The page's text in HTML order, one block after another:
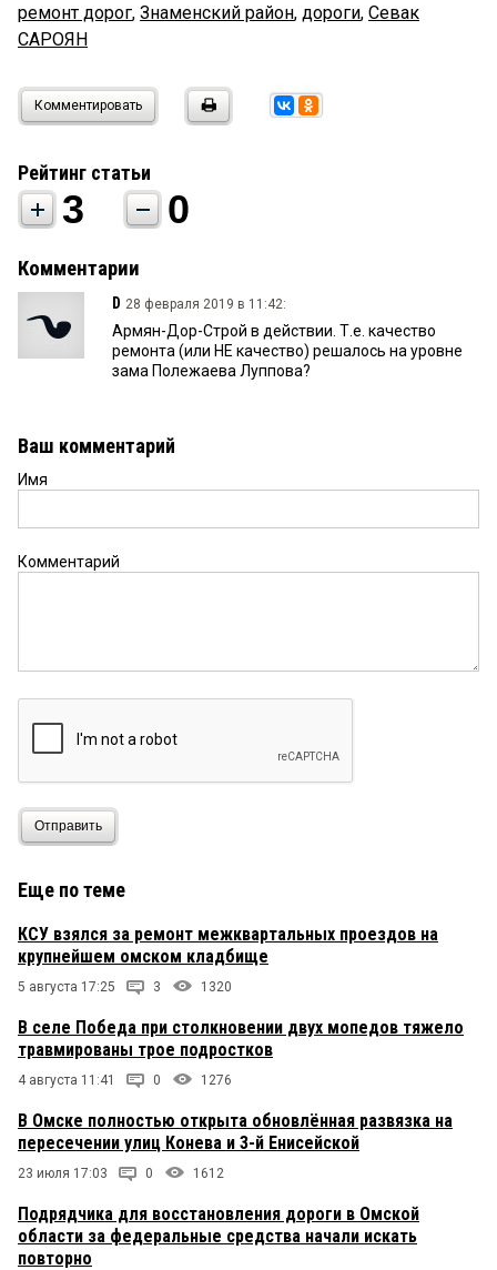
ремонт дорог, Знаменский район, дороги, Севак
САРОЯН
Комментировать
Рейтинг статьи
3 0
Комментарии
D 28 февраля 2019 в 11:42:
Армян-Дор-Строй в действии. Т.е. качество
ремонта (или НЕ качество) решалось на уровне
зама Полежаева Луппова?
Ваш комментарий
Имя
Комментарий
Отправить
Еще по теме
КСУ взялся за ремонт межквартальных проездов на
крупнейшем омском кладбище
5 августа 17:25 3 1320
В селе Победа при столкновении двух мопедов тяжело
травмированы трое подростков
4 августа 11:41 0 1276
В Омске полностью открыта обновлённая развязка на
пересечении улиц Конева и 3-й Енисейской
23 июля 17:03 0 1612
Подрядчика для восстановления дороги в Омской
области за федеральные средства начали искать
повторно